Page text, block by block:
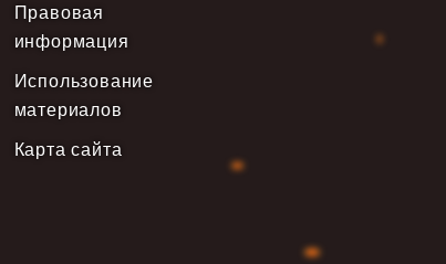
Правовая
информация
Использование
материалов
Карта сайта